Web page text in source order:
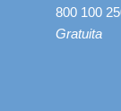
800 100
Gratuita